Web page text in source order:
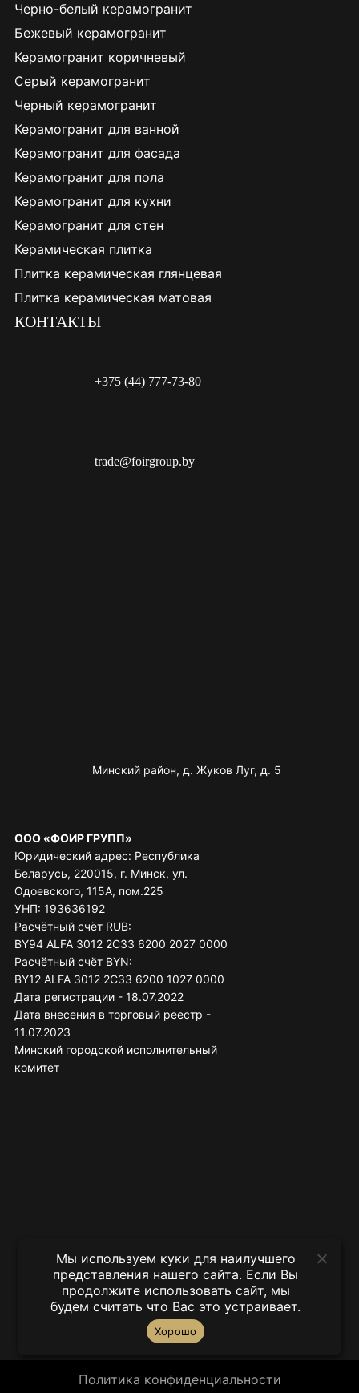
Черно-белый керамогранит
Бежевый керамогранит
Керамогранит коричневый
Серый керамогранит
Черный керамогранит
Керамогранит для ванной
Керамогранит для фасада
Керамогранит для пола
Керамогранит для кухни
Керамогранит для стен
Керамическая плитка
Плитка керамическая глянцевая
Плитка керамическая матовая
КОНТАКТЫ
+375 (44) 777-73-80
trade@foirgroup.by
Минский район, д. Жуков Луг, д. 5
ООО «ФОИР ГРУПП»
Юридический адрес: Республика
Беларусь, 220015, г. Минск, ул.
Одоевского, 115А, пом.225
УНП: 193636192
Расчётный счёт RUB:
BY94 ALFA 3012 2C33 6200 2027 0000
Расчётный счёт BYN:
BY12 ALFA 3012 2C33 6200 1027 0000
Дата регистрации - 18.07.2022
Дата внесения в торговый реестр -
11.07.2023
Минский городской исполнительный
комитет
Политика конфиденциальности
Мы используем куки для наилучшего
представления нашего сайта. Если Вы
продолжите использовать сайт, мы
будем считать что Вас это устраивает.
Хорошо